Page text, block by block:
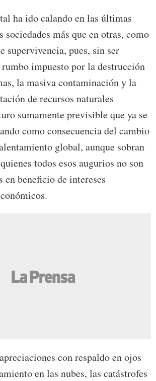
ha ido calando en las últimas
sociedades más que en otras, como
supervivencia, pues, sin ser
impuesto por la destrucción
la masiva contaminación y la
de recursos naturales
sumamente previsible que ya se
como consecuencia del cambio
global, aunque sobran
todos esos augurios no son
en beneficio de intereses
con respaldo en ojos
en las nubes, las catástrofes